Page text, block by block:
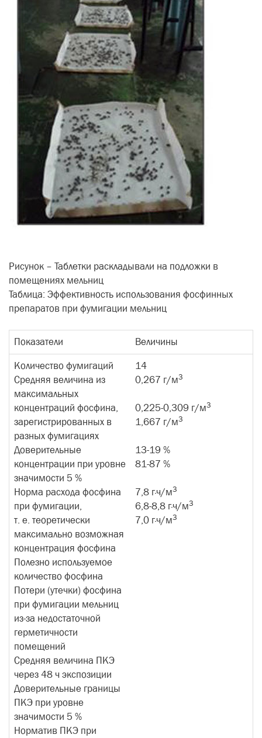
Рисунок – Таблетки раскладывали на подложки в
помещениях мельниц
Таблица: Эффективность использования фосфинных
препаратов при фумигации мельниц
Показатели
Величины
Количество фумигаций
Средняя величина из
максимальных
концентраций фосфина,
зарегистрированных в
разных фумигациях
Доверительные
концентрации при уровне
значимости 5 %
Норма расхода фосфина
при фумигации,
т. е. теоретически
максимально возможная
концентрация фосфина
Полезно используемое
количество фосфина
Потери (утечки) фосфина
при фумигации мельниц
из-за недостаточной
герметичности
помещений
Средняя величина ПКЭ
через 48 ч экспозиции
Доверительные границы
ПКЭ при уровне
значимости 5 %
Норматив ПКЭ при
14
0,267 г/м3
0,225-0,309 г/м3
1,667 г/м3
13-19 %
81-87 %
7,8 г·ч/м3
6,8-8,8 г·ч/м3
7,0 г·ч/м3